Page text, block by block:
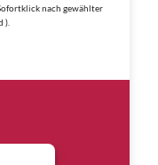
nach gewählter
).